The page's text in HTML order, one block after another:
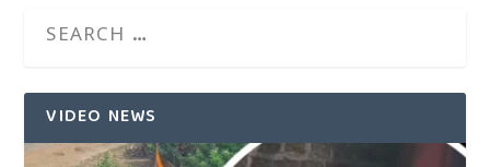
VIDEO NEWS